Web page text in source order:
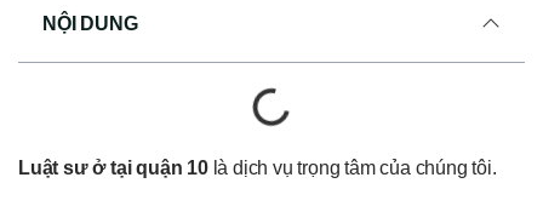
NỘI DUNG
Luật sư ở tại quận 10là dịch vụ trọng tâm của chúng tôi.